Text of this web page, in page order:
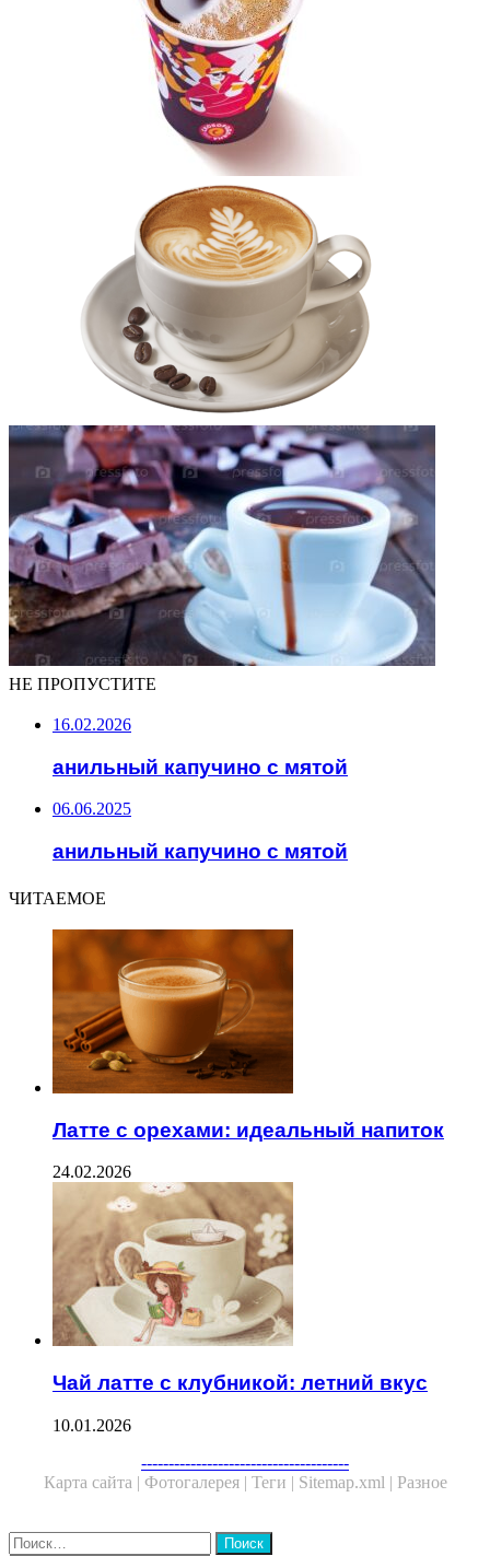
НЕ ПРОПУСТИТЕ
16.02.2026
анильный капучино с мятой
06.06.2025
анильный капучино с мятой
ЧИТАЕМОЕ
Латте с орехами: идеальный напиток
24.02.2026
Чай латте с клубникой: летний вкус
10.01.2026
--------------------------------------
Карта сайта | Фотогалерея | Теги | Sitemap.xml | Разное
Close
Найти: